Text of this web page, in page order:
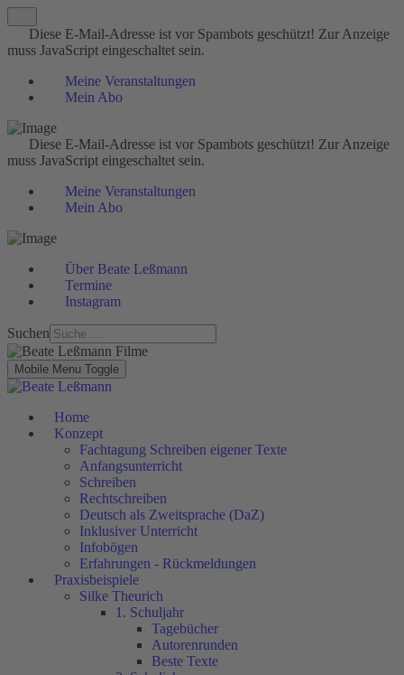
Diese E-Mail-Adresse ist vor Spambots geschützt! Zur Anzeige
muss JavaScript eingeschaltet sein.
Meine Veranstaltungen
Mein Abo
Diese E-Mail-Adresse ist vor Spambots geschützt! Zur Anzeige
muss JavaScript eingeschaltet sein.
Meine Veranstaltungen
Mein Abo
Über Beate Leßmann
Termine
Instagram
Suchen
Mobile Menu Toggle
Home
Konzept
Fachtagung Schreiben eigener Texte
Anfangsunterricht
Schreiben
Rechtschreiben
Deutsch als Zweitsprache (DaZ)
Inklusiver Unterricht
Infobögen
Erfahrungen - Rückmeldungen
Praxisbeispiele
Silke Theurich
1. Schuljahr
Tagebücher
Autorenrunden
Beste Texte